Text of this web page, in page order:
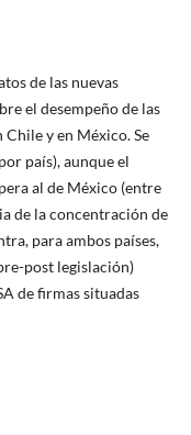
de las nuevas
el desempeño de las
y en México. Se
país), aunque el
al de México (entre
de la concentración de
para ambos países,
post legislación)
de firmas situadas